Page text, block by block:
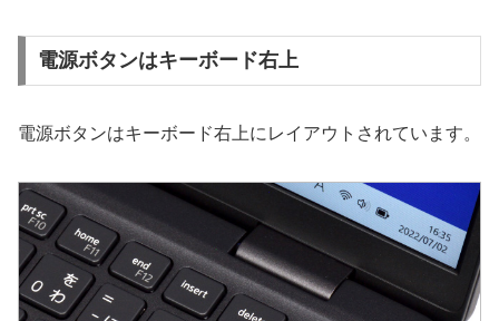
電源ボタンはキーボード右上
電源ボタンはキーボード右上にレイアウトされています。